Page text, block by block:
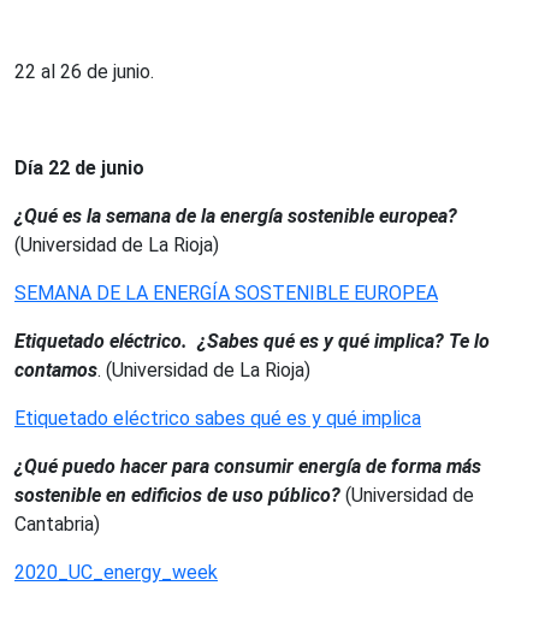
22 al 26 de junio.
Día 22 de junio
¿Qué es la semana de la energía sostenible europea?
(Universidad de La Rioja)
SEMANA DE LA ENERGÍA SOSTENIBLE EUROPEA
Etiquetado eléctrico. ¿Sabes qué es y qué implica? Te lo
contamos. (Universidad de La Rioja)
Etiquetado eléctrico sabes qué es y qué implica
¿Qué puedo hacer para consumir energía de forma más
sostenible en edificios de uso público? (Universidad de
Cantabria)
2020_UC_energy_week